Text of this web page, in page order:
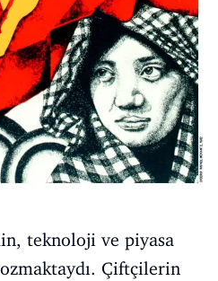
teknoloji ve piyasa
Çiftçilerin